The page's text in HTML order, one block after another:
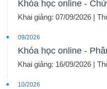
Khóa học online -
Khai giảng: 07/09/2026 |
09/2026
Khóa học online -
Khai giảng: 16/09/2026 |
10/2026